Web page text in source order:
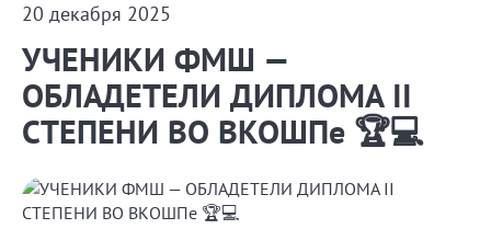
20 декабря 2025
УЧЕНИКИ ФМШ —
ОБЛАДЕТЕЛИ ДИПЛОМА II
СТЕПЕНИ ВО ВКОШПе 🏆💻